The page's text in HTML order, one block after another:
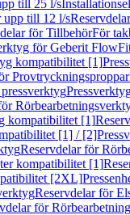
till 25 l/s
upp till 12 l/s
för TillbehörFör
för Geberit
kompatibilitet [1]
Provtryckningsproppar
kompatibilitet [1]
[1] / [2]
Reservdelar för
kompatibilitet [1]
[2XL]
Reservdelar för
för